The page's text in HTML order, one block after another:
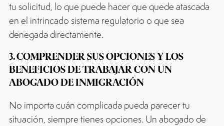
tu solicitud, lo que puede hacer que quede atascada
en el intrincado sistema regulatorio o que sea
denegada directamente.
3. COMPRENDER SUS OPCIONES Y LOS
BENEFICIOS DE TRABAJAR CON UN
ABOGADO DE INMIGRACIÓN
No importa cuán complicada pueda parecer tu
situación, siempre tienes opciones. Un abogado de